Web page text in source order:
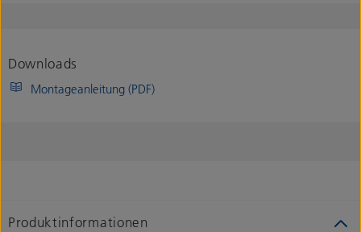
Downloads
Montageanleitung (PDF)
Produktinformationen